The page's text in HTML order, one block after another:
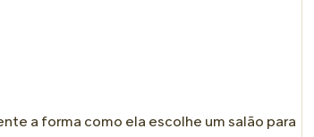
a forma como ela escolhe um salão para